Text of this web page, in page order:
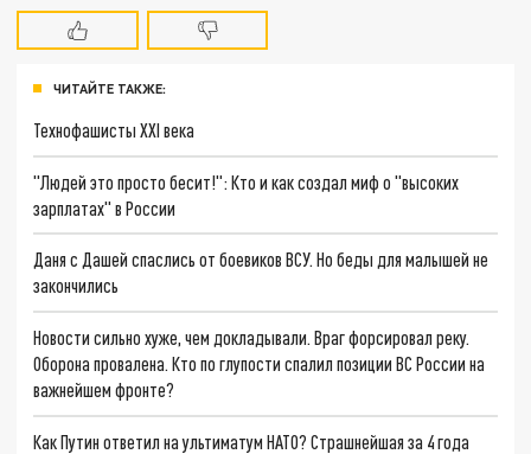
ЧИТАЙТЕ ТАКЖЕ:
Технофашисты XXI века
"Людей это просто бесит!": Кто и как создал миф о "высоких
зарплатах" в России
Даня с Дашей спаслись от боевиков ВСУ. Но беды для малышей не
закончились
Новости сильно хуже, чем докладывали. Враг форсировал реку.
Оборона провалена. Кто по глупости спалил позиции ВС России на
важнейшем фронте?
Как Путин ответил на ультиматум НАТО? Страшнейшая за 4 года